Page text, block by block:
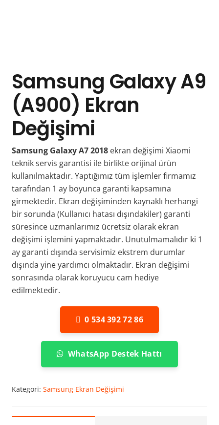
Samsung Galaxy A9
(A900) Ekran
Değişimi
Samsung Galaxy A7 2018 ekran değişimi Xiaomi
teknik servis garantisi ile birlikte orijinal ürün
kullanılmaktadır. Yaptığımız tüm işlemler firmamız
tarafından 1 ay boyunca garanti kapsamına
girmektedir. Ekran değişiminden kaynaklı herhangi
bir sorunda (Kullanıcı hatası dışındakiler) garanti
süresince uzmanlarımız ücretsiz olarak ekran
değişimi işlemini yapmaktadır. Unutulmamalıdır ki 1
ay garanti dışında servisimiz ekstrem durumlar
dışında yine yardımcı olmaktadır. Ekran değişimi
sonrasında olarak koruyucu cam hediye
edilmektedir.
0 534 392 72 86
WhatsApp Destek Hattı
Kategori: Samsung Ekran Değişimi